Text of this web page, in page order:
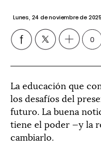
Lunes, 24 de noviembre de 2025
0
La educación que
los desafíos del
futuro. La buena
tiene el poder —y la
cambiarlo.